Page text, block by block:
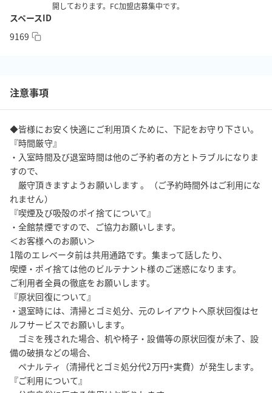
・研修、説明会　etc..
開しております。FC加盟店募集中です。
スペースID
9169
注意事項
◆皆様にお安く快適にご利用頂くために、下記をお守り下さい。
『時間厳守』
・入室時間及び退室時間は他のご予約者の方とトラブルになりま
すので、
厳守頂きますようお願いします 。（ご予約時間外はご利用にな
れません）
『喫煙及び吸殻のポイ捨てについて』
・全館禁煙ですので、ご協力お願いします。
＜お客様へのお願い＞
1階のエレベータ前は共用通路です。集まって話したり、
喫煙・ポイ捨ては他のビルテナント様のご迷惑になります。
ご利用者全員の徹底をお願いします。
『原状回復について』
・退室時には、清掃とゴミ処分、元のレイアウトへ原状回復はセ
ルフサービスでお願いします。
ゴミを残された場合、机や椅子・設備等の原状回復が未了、設
備の破損などの場合、
ペナルティ（清掃代とゴミ処分代2万円+実費）が発生します。
『ご利用について』